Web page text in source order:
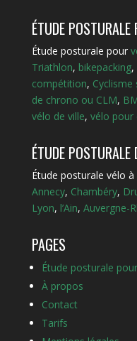
ÉTUDE
Étude posturale pour
Triathlon, bikepacking,
compétition, Cyclisme
de chrono ou CLM,
vélo de ville, vélo pour
ÉTUDE
Étude posturale vélo à
Annecy, Chambéry,
Lyon, l’Ain, Auvergne-
PAGES
Étude posturale
À propos
Contact
Tarifs